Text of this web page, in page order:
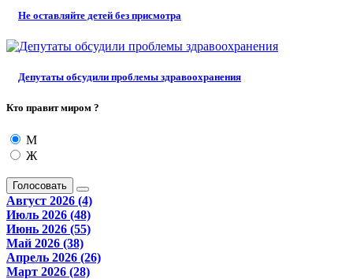
Не оставляйте детей без присмотра
Депутаты обсудили проблемы здравоохранения
Кто правит миром ?
М
Ж
Голосовать
Август 2026 (4)
Июль 2026 (48)
Июнь 2026 (55)
Май 2026 (38)
Апрель 2026 (26)
Март 2026 (28)